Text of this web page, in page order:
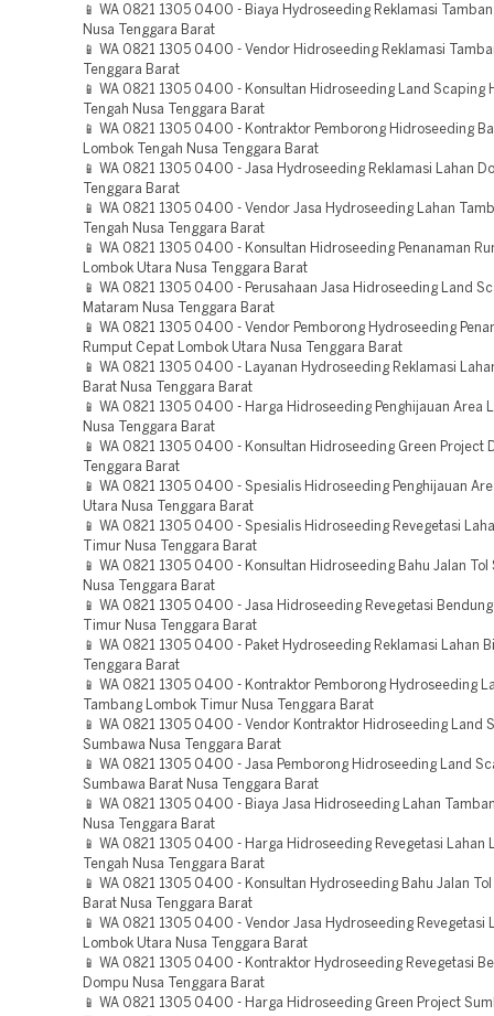
📱 WA 0821 1305 0400 - Biaya Hydroseeding Reklamasi
Nusa Tenggara Barat
📱 WA 0821 1305 0400 - Vendor Hidroseeding Reklamasi
Tenggara Barat
📱 WA 0821 1305 0400 - Konsultan Hidroseeding Land Scaping
Tengah Nusa Tenggara Barat
📱 WA 0821 1305 0400 - Kontraktor Pemborong Hidroseeding
Lombok Tengah Nusa Tenggara Barat
📱 WA 0821 1305 0400 - Jasa Hydroseeding Reklamasi Lahan
Tenggara Barat
📱 WA 0821 1305 0400 - Vendor Jasa Hydroseeding Lahan
Tengah Nusa Tenggara Barat
📱 WA 0821 1305 0400 - Konsultan Hidroseeding Penanaman
Lombok Utara Nusa Tenggara Barat
📱 WA 0821 1305 0400 - Perusahaan Jasa Hidroseeding Land
Mataram Nusa Tenggara Barat
📱 WA 0821 1305 0400 - Vendor Pemborong Hydroseeding
Rumput Cepat Lombok Utara Nusa Tenggara Barat
📱 WA 0821 1305 0400 - Layanan Hydroseeding Reklamasi
Barat Nusa Tenggara Barat
📱 WA 0821 1305 0400 - Harga Hidroseeding Penghijauan Area
Nusa Tenggara Barat
📱 WA 0821 1305 0400 - Konsultan Hidroseeding Green Project
Tenggara Barat
📱 WA 0821 1305 0400 - Spesialis Hidroseeding Penghijauan
Utara Nusa Tenggara Barat
📱 WA 0821 1305 0400 - Spesialis Hidroseeding Revegetasi
Timur Nusa Tenggara Barat
📱 WA 0821 1305 0400 - Konsultan Hidroseeding Bahu Jalan Tol
Nusa Tenggara Barat
📱 WA 0821 1305 0400 - Jasa Hidroseeding Revegetasi
Timur Nusa Tenggara Barat
📱 WA 0821 1305 0400 - Paket Hydroseeding Reklamasi Lahan
Tenggara Barat
📱 WA 0821 1305 0400 - Kontraktor Pemborong Hydroseeding
Tambang Lombok Timur Nusa Tenggara Barat
📱 WA 0821 1305 0400 - Vendor Kontraktor Hidroseeding Land
Sumbawa Nusa Tenggara Barat
📱 WA 0821 1305 0400 - Jasa Pemborong Hidroseeding Land
Sumbawa Barat Nusa Tenggara Barat
📱 WA 0821 1305 0400 - Biaya Jasa Hidroseeding Lahan
Nusa Tenggara Barat
📱 WA 0821 1305 0400 - Harga Hidroseeding Revegetasi Lahan
Tengah Nusa Tenggara Barat
📱 WA 0821 1305 0400 - Konsultan Hydroseeding Bahu Jalan
Barat Nusa Tenggara Barat
📱 WA 0821 1305 0400 - Vendor Jasa Hydroseeding Revegetasi
Lombok Utara Nusa Tenggara Barat
📱 WA 0821 1305 0400 - Kontraktor Hydroseeding Revegetasi
Dompu Nusa Tenggara Barat
📱 WA 0821 1305 0400 - Harga Hidroseeding Green Project